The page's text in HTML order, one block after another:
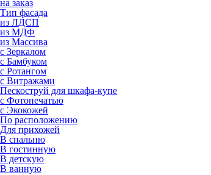
на заказ
Тип фасада
из ЛДСП
из МДФ
из Массива
с Зеркалом
с Бамбуком
с Ротангом
с Витражами
Пескоструй для шкафа-купе
с Фотопечатью
с Экокожей
По расположению
Для прихожей
В спальню
В гостинную
В детскую
В ванную